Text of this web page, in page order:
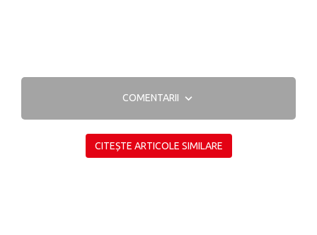
COMENTARII
CITEȘTE ARTICOLE SIMILARE